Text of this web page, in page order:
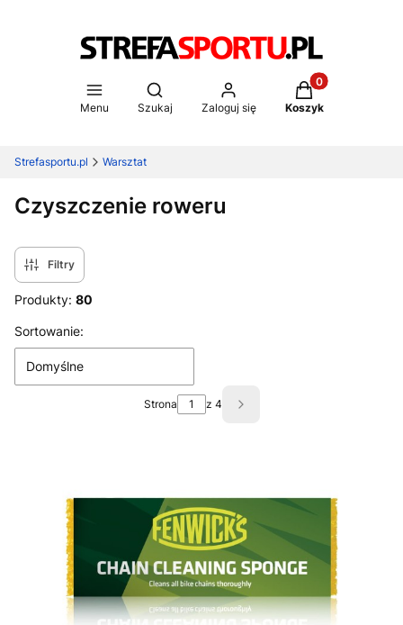
Menu
Otwórz wyszukiwarkę
Szukaj Zaloguj się
Produkty w
Koszyk
Strefasportu.pl Warsztat
Czyszczenie roweru
Filtry
Produkty: 80
Lista produktów
Sortowanie:
Domyślne
Strona z 4 Następne produkty